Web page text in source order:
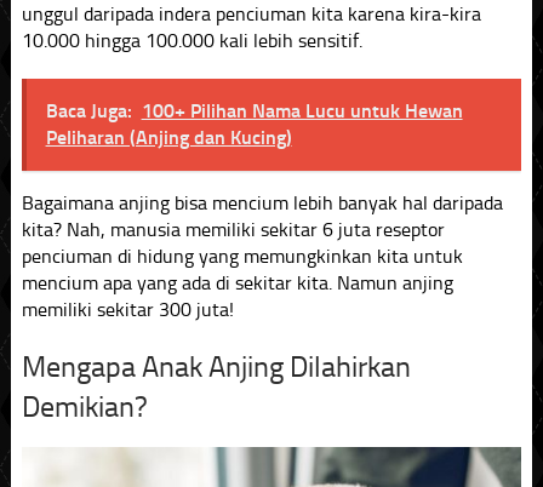
unggul daripada indera penciuman kita karena kira-kira
10.000 hingga 100.000 kali lebih sensitif.
Baca Juga: 100+ Pilihan Nama Lucu untuk Hewan
Peliharan (Anjing dan Kucing)
Bagaimana anjing bisa mencium lebih banyak hal daripada
kita? Nah, manusia memiliki sekitar 6 juta reseptor
penciuman di hidung yang memungkinkan kita untuk
mencium apa yang ada di sekitar kita. Namun anjing
memiliki sekitar 300 juta!
Mengapa Anak Anjing Dilahirkan
Demikian?